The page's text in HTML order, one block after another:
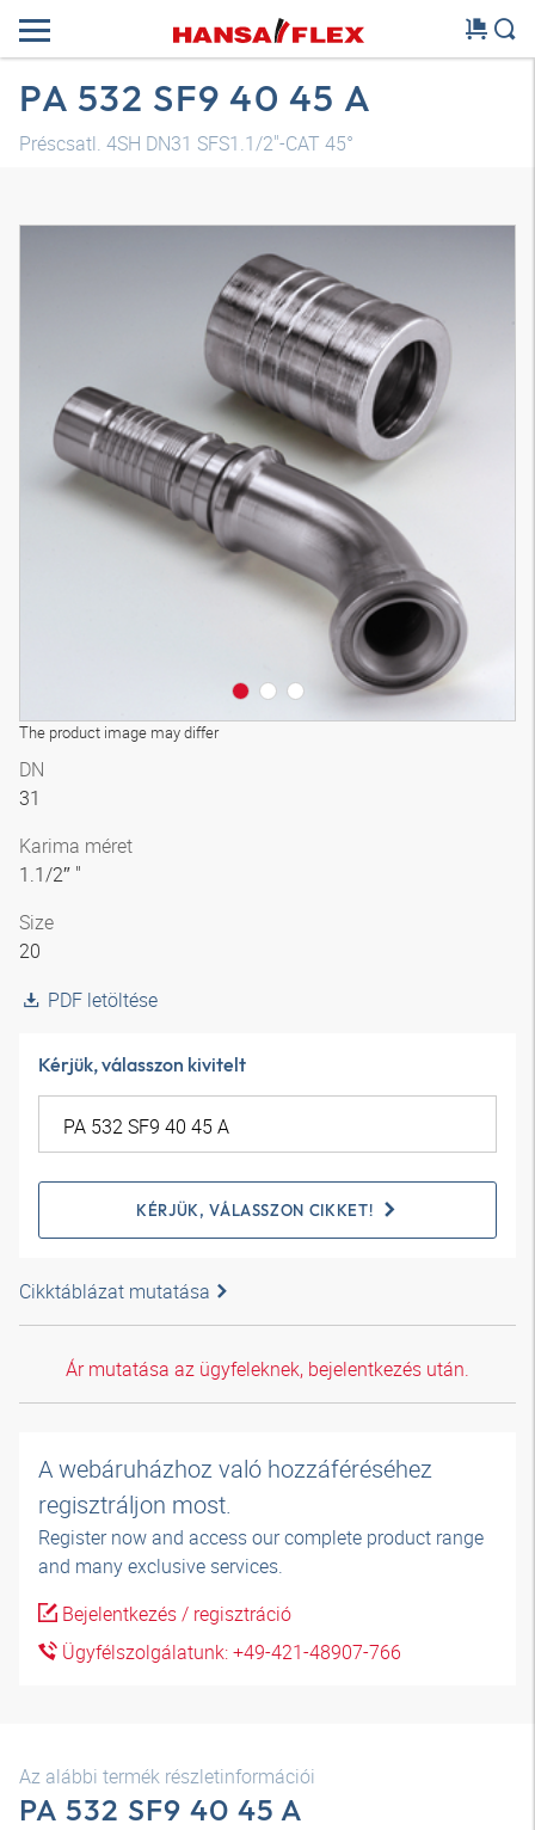
PA 532 SF9 40 45 A
Préscsatl. 4SH DN31 SFS1.1/2"-CAT 45°
The product image may differ
3D modell
DN
31
Karima méret
1.1/2″ "
Size
20
PDF letöltése
Kérjük, válasszon kivitelt
KÉRJÜK, VÁLASSZON CIKKET!
Cikktáblázat mutatása
Ár mutatása az ügyfeleknek, bejelentkezés után.
A webáruházhoz való hozzáféréséhez
regisztráljon most.
Register now and access our complete product range
and many exclusive services.
Bejelentkezés / regisztráció
Ügyfélszolgálatunk: +49-421-48907-766
Az alábbi termék részletinformációi
PA 532 SF9 40 45 A